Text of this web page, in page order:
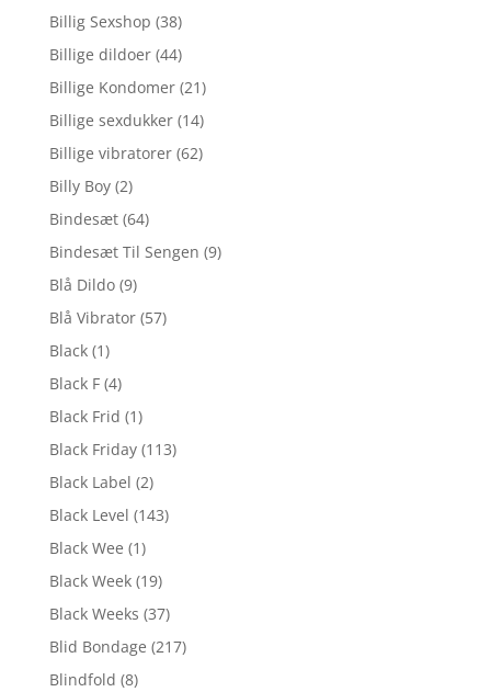
Billig Sexshop (38)
Billige dildoer (44)
Billige Kondomer (21)
Billige sexdukker (14)
Billige vibratorer (62)
Billy Boy (2)
Bindesæt (64)
Bindesæt Til Sengen (9)
Blå Dildo (9)
Blå Vibrator (57)
Black (1)
Black F (4)
Black Frid (1)
Black Friday (113)
Black Label (2)
Black Level (143)
Black Wee (1)
Black Week (19)
Black Weeks (37)
Blid Bondage (217)
Blindfold (8)